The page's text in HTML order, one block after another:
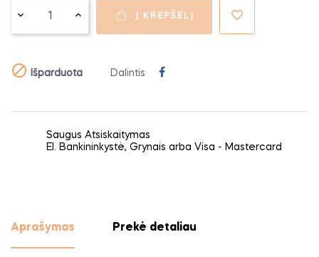
Į KREPŠELĮ
 Išparduota Dalintis
Saugus Atsiskaitymas
El. Bankininkystė, Grynais arba Visa - Mastercard
Aprašymas Prekė detaliau